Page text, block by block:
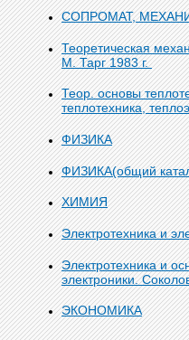
СОПРОМАТ,
Теоретическая
М. Тарг 1983 г.
Теор. основы
теплотехника,
ФИЗИКА
ФИЗИКА(общий
ХИМИЯ
Электротехника и
Электротехника и
электроники.
ЭКОНОМИКА